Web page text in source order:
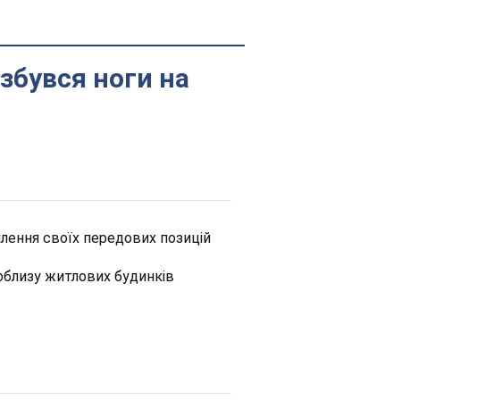
ноги на
своїх передових позицій
житлових будинків